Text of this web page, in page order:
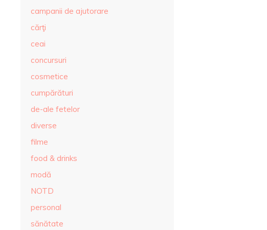
campanii de ajutorare
cărţi
ceai
concursuri
cosmetice
cumpărături
de-ale fetelor
diverse
filme
food & drinks
modă
NOTD
personal
sănătate